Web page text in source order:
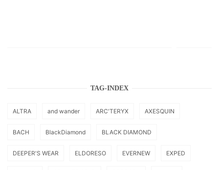
TAG-INDEX
ALTRA and wander ARC'TERYX AXESQUIN
BACH BlackDiamond BLACK DIAMOND
DEEPER'S WEAR ELDORESO EVERNEW EXPED